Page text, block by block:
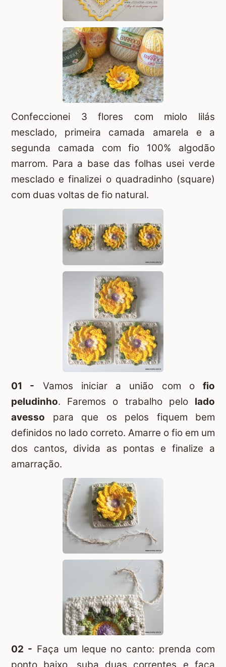
Confeccionei 3 flores com miolo lilás
mesclado, primeira camada amarela e a
segunda camada com fio 100% algodão
marrom. Para a base das folhas usei verde
mesclado e finalizei o quadradinho (square)
com duas voltas de fio natural.
01 - Vamos iniciar a união com o fio
peludinho. Faremos o trabalho pelo lado
avesso para que os pelos fiquem bem
definidos no lado correto. Amarre o fio em um
dos cantos, divida as pontas e finalize a
amarração.
02 - Faça um leque no canto: prenda com